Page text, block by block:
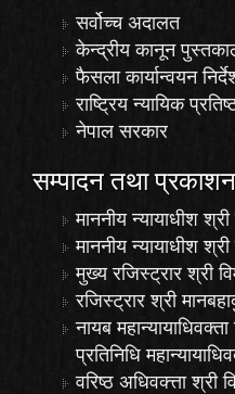
सर्वोच्च अदालत
केन्द्रीय कानून
फैसला कार्यान्वयन
राष्ट्रिय न्यायिक
नेपाल सरकार
सम्पादन तथा
माननीय न्यायाधीश
माननीय न्यायाधीश
मुख्य रजिस्ट्रार श्री
रजिस्ट्रार श्री
नायब
प्रतिनिधि
वरिष्ठ अधिवक्त्ता श्री